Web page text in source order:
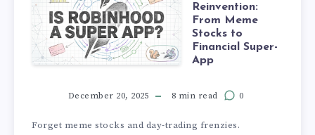
Reinvention:
From Meme
Stocks to
Financial Super-
App
December 20, 2025 8 min read 0
Forget meme stocks and day-trading frenzies.